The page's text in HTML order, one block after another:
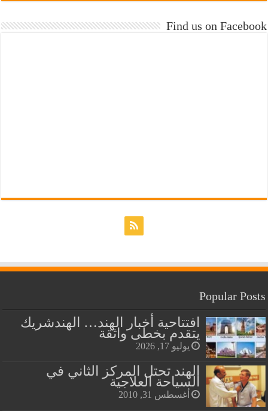
Find us on Facebook
Popular Posts
افتتاحية أخبار الهند… الهندشريك
يتقدم بخطى واثقة
يوليو 17, 2026
الهند تحتل المركز الثاني في
السياحة العلاجية
أغسطس 31, 2010